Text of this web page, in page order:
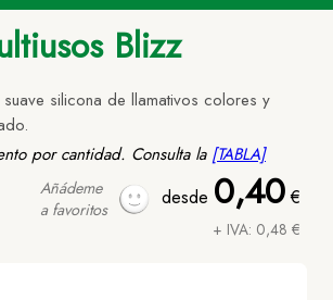
Blizz
suave silicona de llamativos colores y
por cantidad. Consulta la [TABLA]
desde 0,40€
+ IVA: 0,48 €
Añádeme
a favoritos